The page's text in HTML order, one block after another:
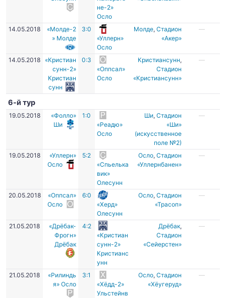
не-2»
Осло
14.05.2018
«Молде-2
» Молде
3:0
«Уллерн»
Осло
Молде,Стадион
«Акер»
—
14.05.2018
«Кристиан
сунн-2»
Кристиан
сунн
0:3
«Оппсал»
Осло
Кристиансунн,
Стадион
«Кристиансунн»
—
6-й тур
19.05.2018
«Фолло»
Ши
1:0
«Реадю»
Осло
Ши,Стадион
«Ши»
(искусственное
поле №2)
—
19.05.2018
«Уллерн»
Осло
5:2
«Спьелька
вик»
Олесунн
Осло,Стадион
«Уллернбанен»
—
20.05.2018
«Оппсал»
Осло
6:0
«Херд»
Олесунн
Осло,Стадион
«Трасоп»
—
21.05.2018
«Дрёбак-
Фрогн»
Дрёбак
4:2
«Кристиан
сунн-2»
Кристианс
унн
Дрёбак,
Стадион
«Сейерстен»
—
21.05.2018
«Рилиндь
я» Осло
3:1
«Хёдд-2»
Ульстейнв
Осло,Стадион
«Хёугеруд»
—